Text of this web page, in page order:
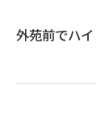
外苑前でハイ